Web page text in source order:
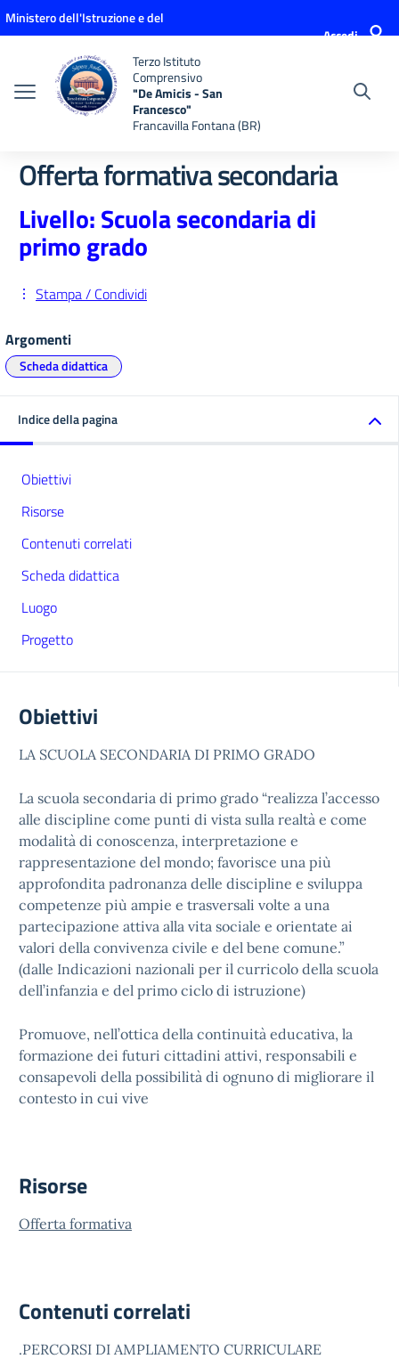
Vai ai contenuti
Vai al menu di navigazione
Vai al footer
Ministero dell'Istruzione e del
Accedi
Terzo Istituto
Comprensivo
"De Amicis - San
Francesco"
Francavilla Fontana (BR)
Offerta formativa secondaria
Livello: Scuola secondaria di
primo grado
Stampa / Condividi
Argomenti
Scheda didattica
Indice della pagina
Obiettivi
Risorse
Contenuti correlati
Scheda didattica
Luogo
Progetto
Obiettivi
LA SCUOLA SECONDARIA DI PRIMO GRADO
La scuola secondaria di primo grado “realizza l’accesso
alle discipline come punti di vista sulla realtà e come
modalità di conoscenza, interpretazione e
rappresentazione del mondo; favorisce una più
approfondita padronanza delle discipline e sviluppa
competenze più ampie e trasversali volte a una
partecipazione attiva alla vita sociale e orientate ai
valori della convivenza civile e del bene comune.”
(dalle Indicazioni nazionali per il curricolo della scuola
dell’infanzia e del primo ciclo di istruzione)
Promuove, nell’ottica della continuità educativa, la
formazione dei futuri cittadini attivi, responsabili e
consapevoli della possibilità di ognuno di migliorare il
contesto in cui vive
Risorse
Offerta formativa
Contenuti correlati
.PERCORSI DI AMPLIAMENTO CURRICULARE